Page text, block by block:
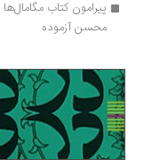
محسن آزموده